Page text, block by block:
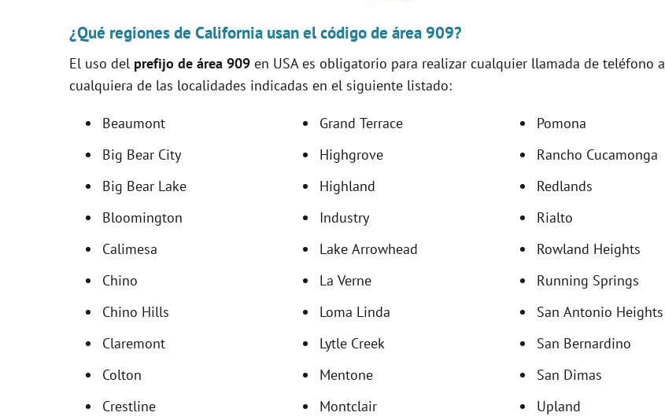
¿Qué regiones de California usan el código de área 909?
El uso del prefijo de área 909 en USA es obligatorio para realizar cualquier llamada de teléfono a
cualquiera de las localidades indicadas en el siguiente listado:
Beaumont
Big Bear City
Big Bear Lake
Bloomington
Calimesa
Chino
Chino Hills
Claremont
Colton
Crestline
Grand Terrace
Highgrove
Highland
Industry
Lake Arrowhead
La Verne
Loma Linda
Lytle Creek
Mentone
Montclair
Pomona
Rancho Cucamonga
Redlands
Rialto
Rowland Heights
Running Springs
San Antonio Heights
San Bernardino
San Dimas
Upland